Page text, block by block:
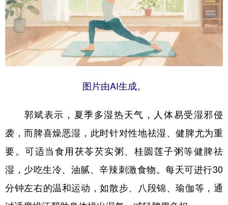
图片由AI生成。
郭斌表示，夏季多湿热天气，人体易受湿邪侵
袭，而脾喜燥恶湿，此时针对性地祛湿、健脾尤为重
要。可适当食用茯苓芡实粥、桂圆莲子粥等健脾祛
湿，少吃生冷、油腻、辛辣刺激食物。每天可进行30
分钟左右的温和运动，如散步、八段锦、瑜伽等，通